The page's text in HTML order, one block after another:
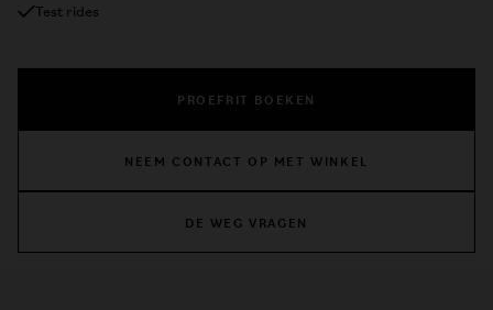
Test rides
PROEFRIT BOEKEN
NEEM CONTACT OP MET WINKEL
DE WEG VRAGEN